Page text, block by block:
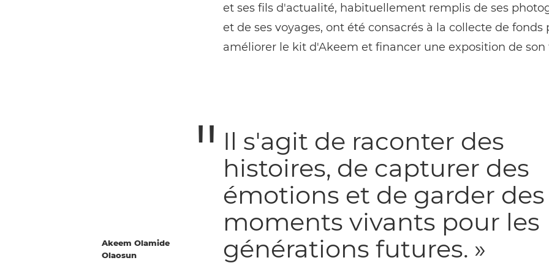
et ses fils d'actualité, habituellement remplis de ses
et de ses voyages, ont été consacrés à la collecte de fonds
améliorer le kit d'Akeem et financer une exposition de son
Akeem Olamide
Olaosun
Il s'agit de raconter des
histoires, de capturer des
émotions et de garder des
moments vivants pour les
générations futures. »